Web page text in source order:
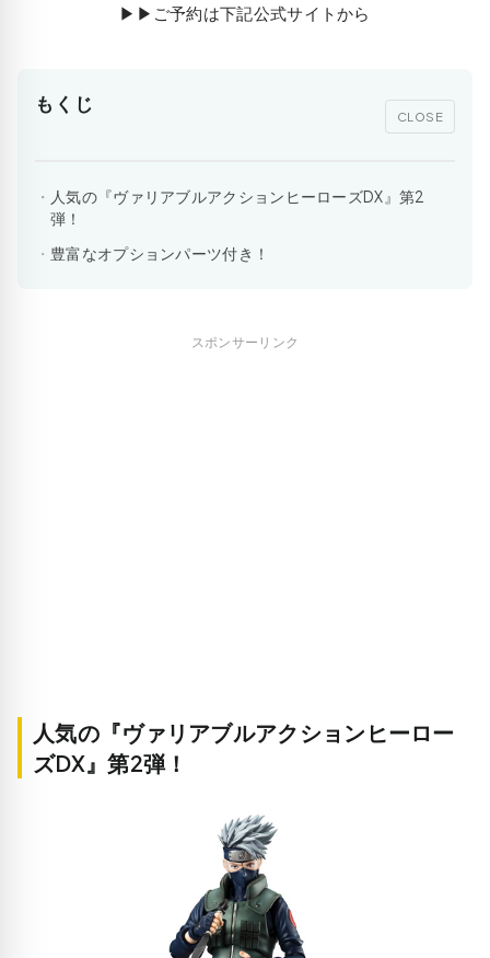
▶▶ご予約は下記公式サイトから
もくじ
CLOSE
人気の『ヴァリアブルアクションヒーローズDX』第2
弾！
豊富なオプションパーツ付き！
スポンサーリンク
人気の『ヴァリアブルアクションヒーロー
ズDX』第2弾！